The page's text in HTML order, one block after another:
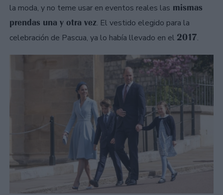
la moda, y no teme usar en eventos reales las mismas
prendas una y otra vez. El vestido elegido para la
celebración de Pascua, ya lo había llevado en el 2017.